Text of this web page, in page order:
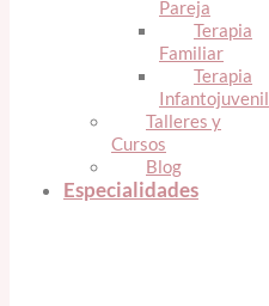
Pareja
Terapia
Familiar
Terapia
Infantojuvenil
Talleres y
Cursos
Blog
Especialidades